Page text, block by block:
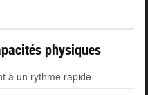
physiques
à un rythme rapide